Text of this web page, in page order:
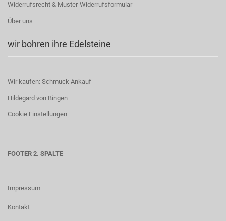
Widerrufsrecht & Muster-Widerrufsformular
Über uns
wir bohren ihre Edelsteine
Wir kaufen: Schmuck Ankauf
Hildegard von Bingen
Cookie Einstellungen
FOOTER 2. SPALTE
Impressum
Kontakt